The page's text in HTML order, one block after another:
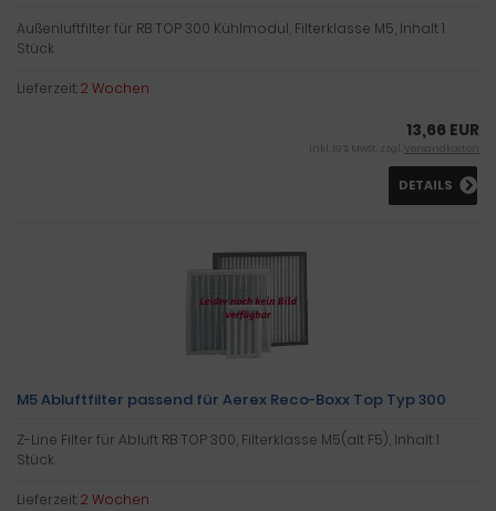
Außenluftfilter für RB TOP 300 Kühlmodul, Filterklasse M5, Inhalt 1
Stück
Lieferzeit:2 Wochen
13,66 EUR
inkl. 19 % MwSt. zzgl. Versandkosten
DETAILS
M5 Abluftfilter passend für Aerex Reco-Boxx Top Typ 300
Z-Line Filter für Abluft RB TOP 300, Filterklasse M5(alt F5), Inhalt 1
Stück
Lieferzeit:2 Wochen